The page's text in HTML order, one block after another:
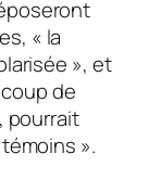
« la
», et
de
pourrait
».